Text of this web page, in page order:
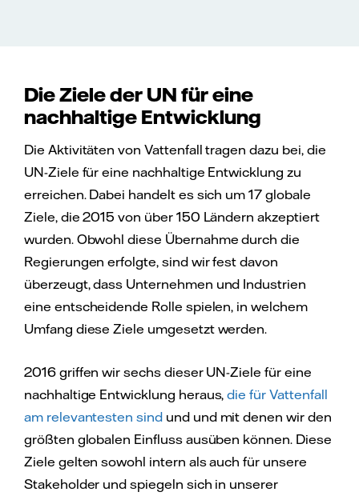
Die Ziele der UN für eine
nachhaltige Entwicklung
Die Aktivitäten von Vattenfall tragen dazu bei, die
UN-Ziele für eine nachhaltige Entwicklung zu
erreichen. Dabei handelt es sich um 17 globale
Ziele, die 2015 von über 150 Ländern akzeptiert
wurden. Obwohl diese Übernahme durch die
Regierungen erfolgte, sind wir fest davon
überzeugt, dass Unternehmen und Industrien
eine entscheidende Rolle spielen, in welchem
Umfang diese Ziele umgesetzt werden.
2016 griffen wir sechs dieser UN-Ziele für eine
nachhaltige Entwicklung heraus,die für Vattenfall
am relevantesten sindund und mit denen wir den
größten globalen Einfluss ausüben können. Diese
Ziele gelten sowohl intern als auch für unsere
Stakeholder und spiegeln sich in unserer